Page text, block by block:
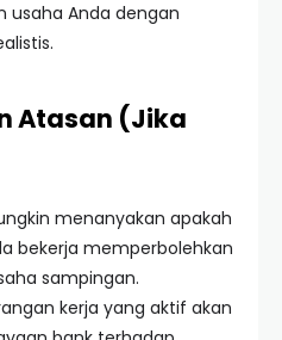
usaha Anda dengan
Atasan (Jika
menanyakan apakah
bekerja memperbolehkan
sampingan.
kerja yang aktif akan